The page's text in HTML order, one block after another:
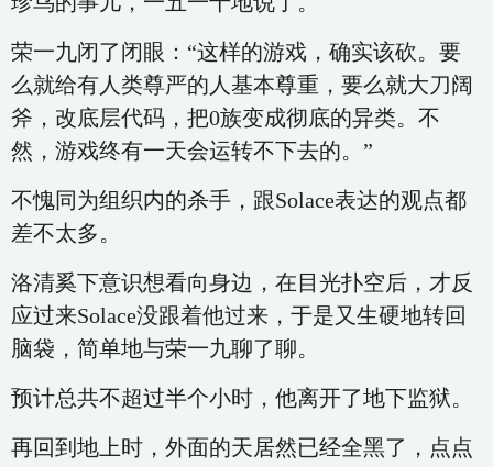
荣一九闭了闭眼：“这样的游戏，确实该砍。要
么就给有人类尊严的人基本尊重，要么就大刀阔
斧，改底层代码，把0族变成彻底的异类。不
然，游戏终有一天会运转不下去的。”
不愧同为组织内的杀手，跟Solace表达的观点都
差不太多。
洛清奚下意识想看向身边，在目光扑空后，才反
应过来Solace没跟着他过来，于是又生硬地转回
脑袋，简单地与荣一九聊了聊。
预计总共不超过半个小时，他离开了地下监狱。
再回到地上时，外面的天居然已经全黑了，点点